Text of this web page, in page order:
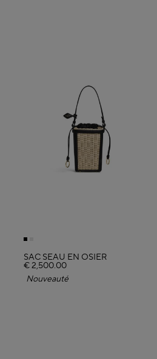
SAC SEAU EN OSIER
€ 2,500.00
Nouveauté